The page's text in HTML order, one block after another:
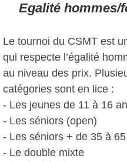
Egalité hommes/
Le tournoi du CSMT est
qui respecte l’égalité
au niveau des prix.
catégories sont en lice :
- Les jeunes de 11 à 16
- Les séniors (open)
- Les séniors + de 35 à
- Le double mixte